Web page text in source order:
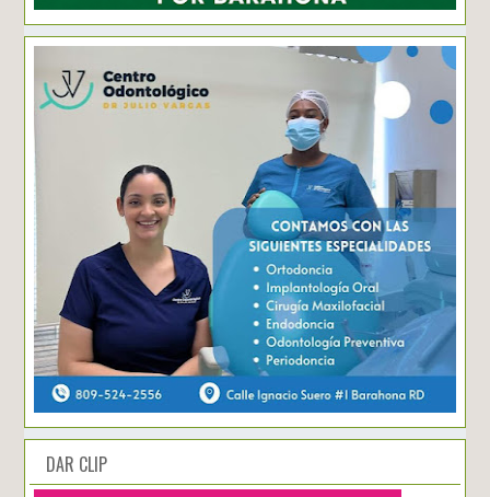
DAR CLIP